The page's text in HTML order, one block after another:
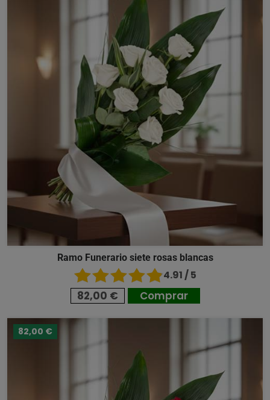
Ramo Funerario siete rosas blancas
4.91 / 5
82,00 € Comprar
82,00 €